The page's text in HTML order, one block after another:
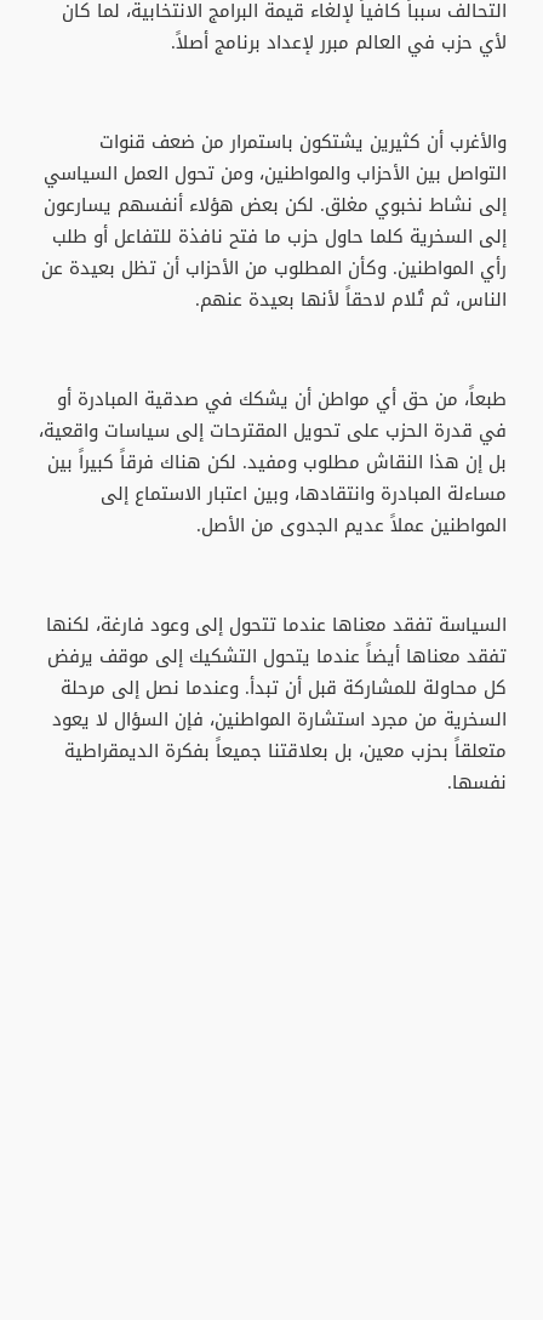
التحالف سبباً كافياً لإلغاء قيمة البرامج الانتخابية، لما كان
لأي حزب في العالم مبرر لإعداد برنامج أصلاً.
والأغرب أن كثيرين يشتكون باستمرار من ضعف قنوات
التواصل بين الأحزاب والمواطنين، ومن تحول العمل السياسي
إلى نشاط نخبوي مغلق. لكن بعض هؤلاء أنفسهم يسارعون
إلى السخرية كلما حاول حزب ما فتح نافذة للتفاعل أو طلب
رأي المواطنين. وكأن المطلوب من الأحزاب أن تظل بعيدة عن
الناس، ثم تُلام لاحقاً لأنها بعيدة عنهم.
طبعاً، من حق أي مواطن أن يشكك في صدقية المبادرة أو
في قدرة الحزب على تحويل المقترحات إلى سياسات واقعية،
بل إن هذا النقاش مطلوب ومفيد. لكن هناك فرقاً كبيراً بين
مساءلة المبادرة وانتقادها، وبين اعتبار الاستماع إلى
المواطنين عملاً عديم الجدوى من الأصل.
السياسة تفقد معناها عندما تتحول إلى وعود فارغة، لكنها
تفقد معناها أيضاً عندما يتحول التشكيك إلى موقف يرفض
كل محاولة للمشاركة قبل أن تبدأ. وعندما نصل إلى مرحلة
السخرية من مجرد استشارة المواطنين، فإن السؤال لا يعود
متعلقاً بحزب معين، بل بعلاقتنا جميعاً بفكرة الديمقراطية
نفسها.